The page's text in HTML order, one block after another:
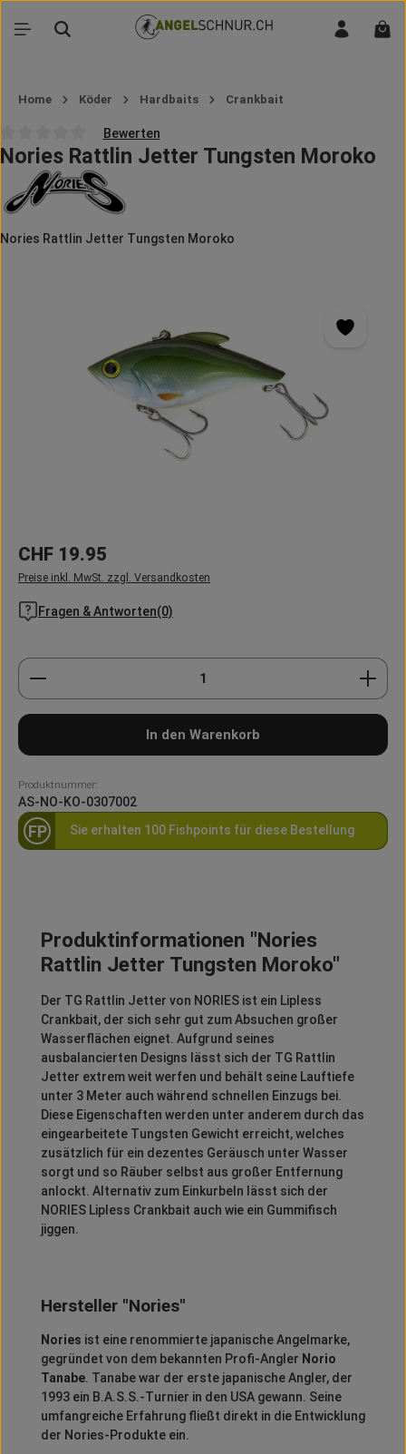
Zum Hauptinhalt springen
Home Köder Hardbaits Crankbait
Durchschnittliche Bewertung von 0 von 5 Sternen
Bewerten
Nories Rattlin Jetter Tungsten Moroko
Nories Rattlin Jetter Tungsten Moroko
Regulärer Preis:
CHF 19.95
Preise inkl. MwSt. zzgl. Versandkosten
Fragen & Antworten(0)
Produkt Anzahl: Gib den gewünschten Wert ein
In den Warenkorb
Produktnummer:
AS-NO-KO-0307002
FP Sie erhalten 100 Fishpoints für diese Bestellung
Produktinformationen "Nories
Rattlin Jetter Tungsten Moroko"
Der TG Rattlin Jetter von NORIES ist ein Lipless
Crankbait, der sich sehr gut zum Absuchen großer
Wasserflächen eignet. Aufgrund seines
ausbalancierten Designs lässt sich der TG Rattlin
Jetter extrem weit werfen und behält seine Lauftiefe
unter 3 Meter auch während schnellen Einzugs bei.
Diese Eigenschaften werden unter anderem durch das
eingearbeitete Tungsten Gewicht erreicht, welches
zusätzlich für ein dezentes Geräusch unter Wasser
sorgt und so Räuber selbst aus großer Entfernung
anlockt. Alternativ zum Einkurbeln lässt sich der
NORIES Lipless Crankbait auch wie ein Gummifisch
jiggen.
Hersteller "Nories"
Nories ist eine renommierte japanische Angelmarke,
gegründet von dem bekannten Profi-Angler Norio
Tanabe. Tanabe war der erste japanische Angler, der
1993 ein B.A.S.S.-Turnier in den USA gewann. Seine
umfangreiche Erfahrung fließt direkt in die Entwicklung
der Nories-Produkte ein.